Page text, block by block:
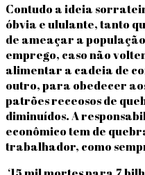
Contudo a ideia
óbvia e ululante, tanto
de ameaçar a
emprego, caso não
alimentar a cadeia de
outro, para obedecer
patrões receosos de
diminuídos. A
econômico tem de
trabalhador, como